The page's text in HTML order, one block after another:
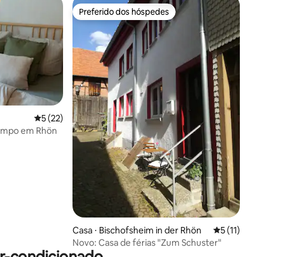
5 de uma avaliação média de 5, 22 avaliações
5 (22)
em Rhön
Preferido dos hóspedes
Preferido dos hóspedes
Casa ⋅ Bischofsheim in der Rhön 5 de uma
5 (11)
Novo: Casa de férias "Zum Schuster"